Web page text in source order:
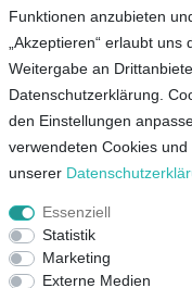
Funktionen anzubieten
„Akzeptieren“ erlaubt
Weitergabe an
Datenschutzerklärung.
den Einstellungen
verwendeten Cookies
unserer
Essenziell
Statistik
Marketing
Externe Medien
Kontakt
Impressum